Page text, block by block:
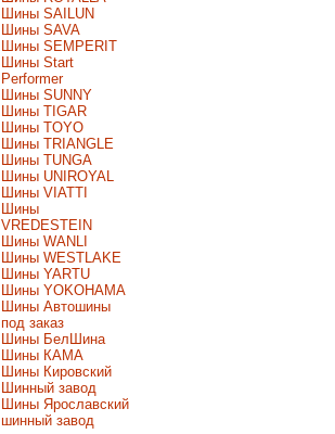
Шины SAILUN
Шины SAVA
Шины SEMPERIT
Шины Start
Performer
Шины SUNNY
Шины TIGAR
Шины TOYO
Шины TRIANGLE
Шины TUNGA
Шины UNIROYAL
Шины VIATTI
Шины
VREDESTEIN
Шины WANLI
Шины WESTLAKE
Шины YARTU
Шины YOKOHAMA
Шины Автошины
под заказ
Шины БелШина
Шины КАМА
Шины Кировский
Шинный завод
Шины Ярославский
шинный завод